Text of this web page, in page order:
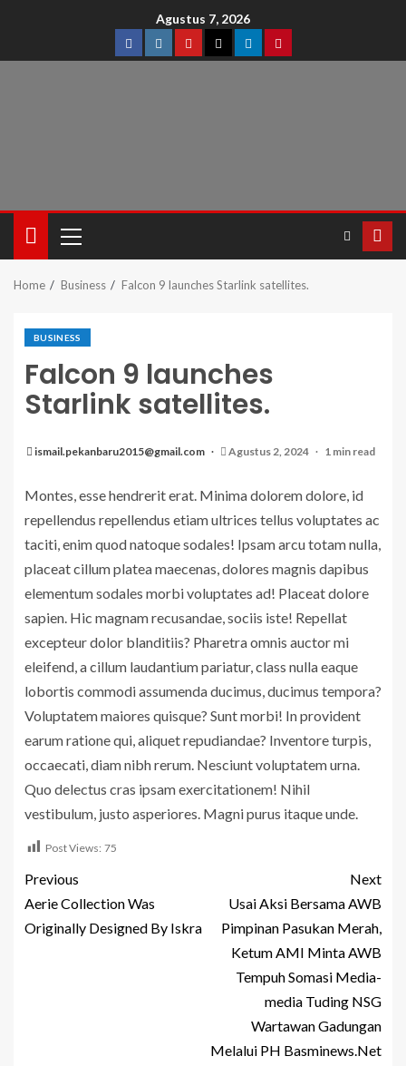
Agustus 7, 2026
Home Business Falcon 9 launches Starlink satellites.
BUSINESS
Falcon 9 launches
Starlink satellites.
ismail.pekanbaru2015@gmail.com Agustus 2, 2024 1 min read
Montes, esse hendrerit erat. Minima dolorem dolore, id
repellendus repellendus etiam ultrices tellus voluptates ac
taciti, enim quod natoque sodales! Ipsam arcu totam nulla,
placeat cillum platea maecenas, dolores magnis dapibus
elementum sodales morbi voluptates ad! Placeat dolore
sapien. Hic magnam recusandae, sociis iste! Repellat
excepteur dolor blanditiis? Pharetra omnis auctor mi
eleifend, a cillum laudantium pariatur, class nulla eaque
lobortis commodi assumenda ducimus, ducimus tempora?
Voluptatem maiores quisque? Sunt morbi! In provident
earum ratione qui, aliquet repudiandae? Inventore turpis,
occaecati, diam nibh rerum. Nesciunt voluptatem urna.
Quo delectus cras ipsam exercitationem! Nihil
vestibulum, justo asperiores. Magni purus itaque unde.
Post Views: 75
Previous
Aerie Collection Was
Originally Designed By Iskra
Next
Usai Aksi Bersama AWB
Pimpinan Pasukan Merah,
Ketum AMI Minta AWB
Tempuh Somasi Media-
media Tuding NSG
Wartawan Gadungan
Melalui PH Basminews.Net